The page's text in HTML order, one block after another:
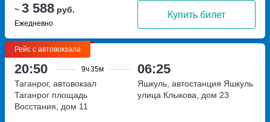
~ 3 588 руб.
Ежедневно
Купить билет
Рейс с автовокзала
20:50 9ч35м 06:25
Таганрог, автовокзал
Таганрог площадь
Восстания, дом 11
Яшкуль, автостанция Яшкуль
улица Клыкова, дом 23